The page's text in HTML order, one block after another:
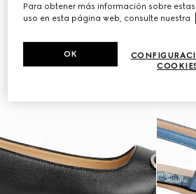
Para obtener más información sobre
uso en esta página web, consulte nuestra
OK